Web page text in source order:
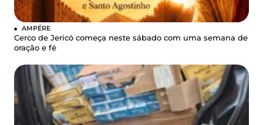
AMPÉRE
Cerco de Jericó começa neste sábado com uma semana de
oração e fé